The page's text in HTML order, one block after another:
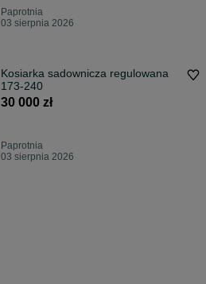
Paprotnia
03 sierpnia 2026
Kosiarka sadownicza regulowana
173-240
30 000 zł
Paprotnia
03 sierpnia 2026